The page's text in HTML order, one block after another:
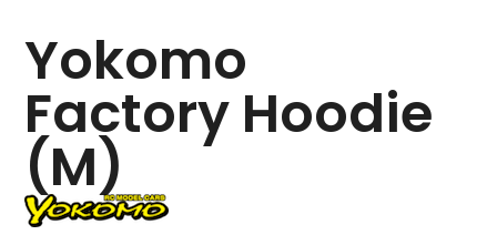
Yokomo
Factory Hoodie
(M)